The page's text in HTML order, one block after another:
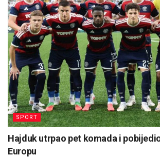
SPORT
Hajduk utrpao pet komada i
Europu